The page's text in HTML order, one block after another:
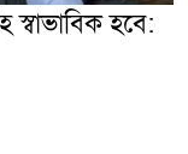
হবে: